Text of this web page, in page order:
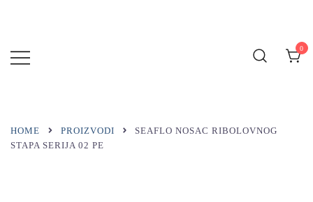
0
HOME PROIZVODI
SEAFLO NOSAC RIBOLOVNOG
STAPA SERIJA 02 PE